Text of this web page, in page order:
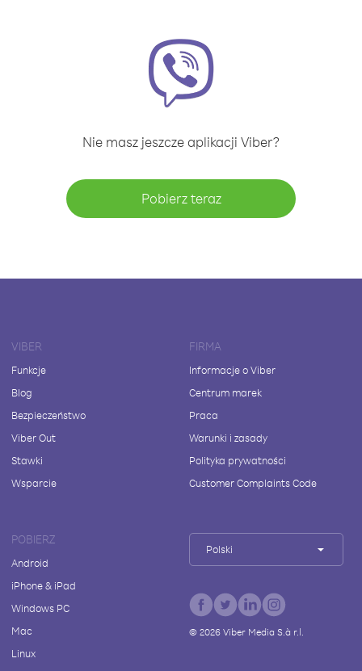
Nie masz jeszcze aplikacji Viber?
Pobierz teraz
VIBER
Funkcje
Blog
Bezpieczeństwo
Viber Out
Stawki
Wsparcie
FIRMA
Informacje o Viber
Centrum marek
Praca
Warunki i zasady
Polityka prywatności
Customer Complaints Code
POBIERZ
Android
iPhone & iPad
Windows PC
Mac
Linux
Polski
© 2026Viber Media S.à r.l.